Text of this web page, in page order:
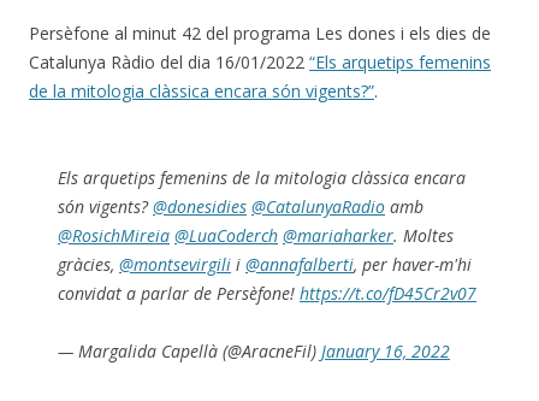
Persèfone al minut 42 del programa Les dones i els dies de
Catalunya Ràdio del dia 16/01/2022 “Els arquetips femenins
de la mitologia clàssica encara són vigents?”.
Els arquetips femenins de la mitologia clàssica encara
són vigents?@donesidies @CatalunyaRadio amb
@RosichMireia @LuaCoderch @mariaharker. Moltes
gràcies, @montsevirgili i @annafalberti, per haver-m'hi
convidat a parlar de Persèfone! https://t.co/fD45Cr2v07
— Margalida Capellà (@AracneFil) January 16, 2022